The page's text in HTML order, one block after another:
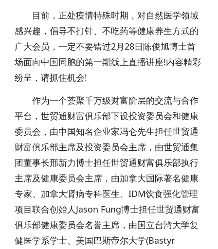
目前，正处疫情特殊时期，对自然医学领域
感兴趣，倡导不打针、不吃药等健康养生方式的
广大会员，一定不要错过2月28日陈俊旭博士首
场面向中国同胞的第一期线上直播讲座!内容精彩
纷呈，请抓住机会!
作为一个荟聚千万级财富阶层的交流与合作
平台，世贸通财富俱乐部下设投资委员会和健康
委员会，由中国知名企业家冯仑先生担任世贸通
财富俱乐部主席及投资委员会主席，由世贸通集
团董事长邢新力博士担任世贸通财富俱乐部执行
主席及健康委员会主席，由加拿大国际著名健康
专家、加拿大肾病专科医生、IDM饮食强化管理
项目联合创始人Jason Fung博士担任世贸通财富
俱乐部健康委员会名誉主席，由国立台湾大学复
健医学系学士、美国巴斯帝尔大学(Bastyr